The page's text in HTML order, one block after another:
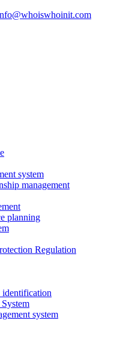
system
management
planning
Regulation
system